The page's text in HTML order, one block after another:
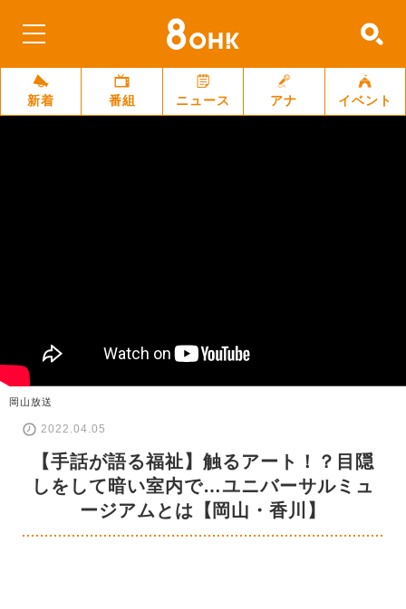
新着 番組 ニュース アナ イベント
岡山放送
2022.04.05
【手話が語る福祉】触るアート！？目隠
しをして暗い室内で…ユニバーサルミュ
ージアムとは【岡山・香川】